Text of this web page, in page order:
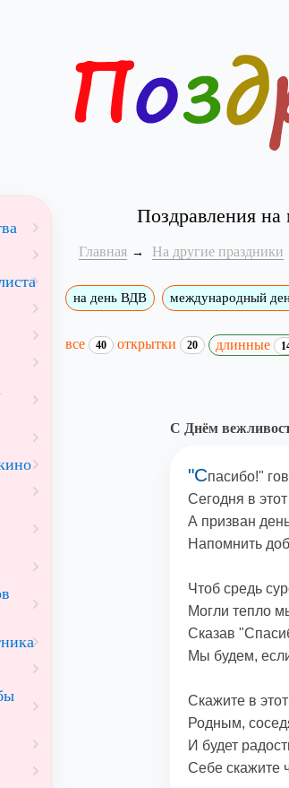
Поздравления
Главная На другие праздники
на день ВДВ международный
все 40 открытки 20 длинные
С Днём
"Спасибо!"
Сегодня в
А призван
Напомнить
Чтоб средь
Могли тепло
Сказав
Мы будем,
Скажите в
Родным,
И будет
Себе скажите